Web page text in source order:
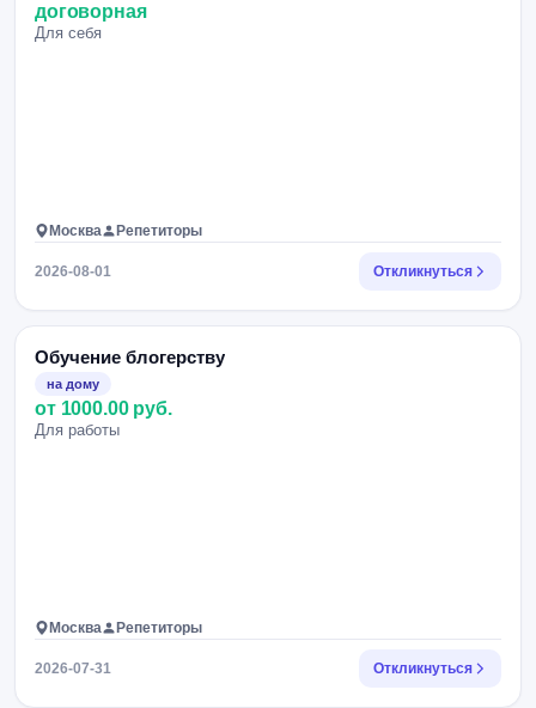
договорная
Для себя
Москва Репетиторы
2026-08-01 Откликнуться
Обучение блогерству
на дому
от 1000.00 руб.
Для работы
Москва Репетиторы
2026-07-31 Откликнуться